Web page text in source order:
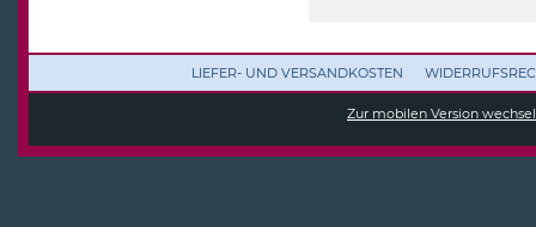
LIEFER- UND VERSANDKOSTEN
Zur mobilen Version